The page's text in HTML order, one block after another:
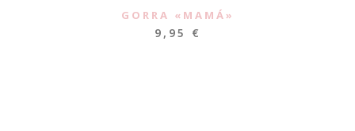
GORRA «MAMÁ»
9,95 €